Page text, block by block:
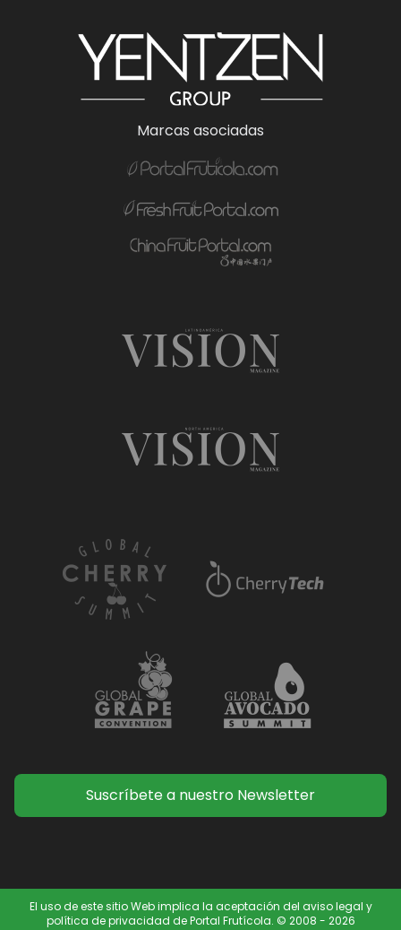
Marcas asociadas
Suscríbete a nuestro Newsletter
El uso de este sitio Web implica la aceptación del aviso legal y
política de privacidad de Portal Frutícola. © 2008 - 2026